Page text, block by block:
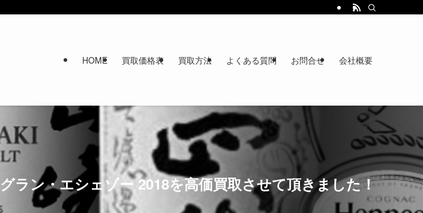
HOME 買取価格表 買取方法 よくある質問 お問合せ 会社概要
ラン・エシェゾー 2018を高価買取させて頂きました！